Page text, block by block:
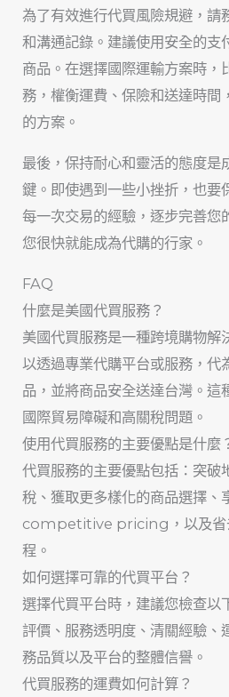
為了有效進行代買風險規避，請
和溝通記錄。建議使用安全的支
商品。在選擇國際運輸方案時，
務，權衡運費、保險和送達時間
的方案。
最後，保持耐心和靈活的態度是
鍵。即使遇到一些小挫折，也要
每一次交易的經驗，逐步完善您
您很快就能成為代購的行家。
FAQ
什麼是美國代買服務？
美國代買服務是一種跨境購物解
以透過專業代購平台或服務，代
品，並將商品安全送達台灣。這
國際貿易障礙和高關稅問題。
使用代買服務的主要優點是什麼
代買服務的主要優點包括：突破
稅、獲取更多樣化的商品選擇、
competitive pricing，以及省
程。
如何選擇可靠的代買平台？
選擇代買平台時，建議您檢查以
評價、服務透明度、清關經驗、
務品質以及平台的整體信譽。
代買服務的運費如何計算？